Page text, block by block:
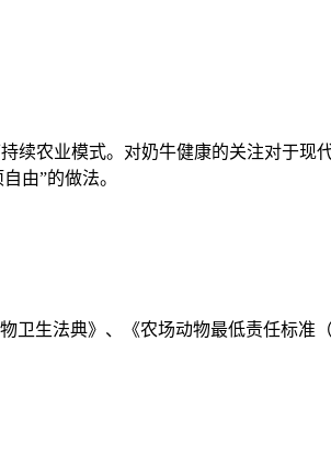
续农业模式。对奶牛健康的关注对于
由”的做法。
生法典》、《农场动物最低责任标准